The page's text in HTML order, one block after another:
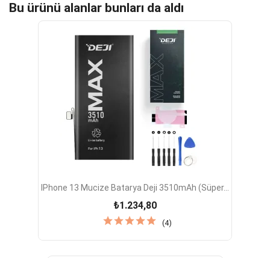
Bu ürünü alanlar bunları da aldı
IPhone 13 Mucize Batarya Deji 3510mAh (Süper...
₺1.234,80
(4)